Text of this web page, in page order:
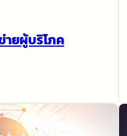
ายผู้บริโภค